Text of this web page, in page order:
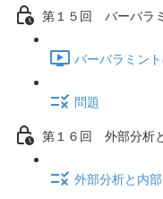
第１５回 バーバラ
バーバラミン
問題
第１６回 外部分析
外部分析と内